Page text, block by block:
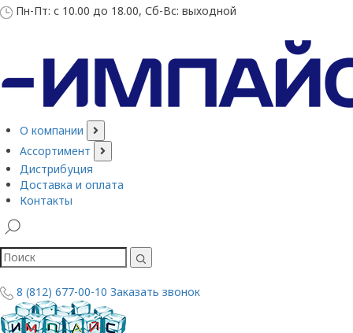
Пн-Пт: с 10.00 до 18.00, Сб-Вс: выходной
О компании
Ассортимент
Дистрибуция
Доставка и оплата
Контакты
8 (812) 677-00-10 Заказать звонок